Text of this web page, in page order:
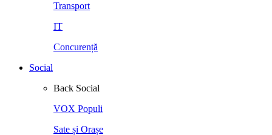
Transport
IT
Concurență
Social
Back Social
VOX Populi
Sate și Orașe